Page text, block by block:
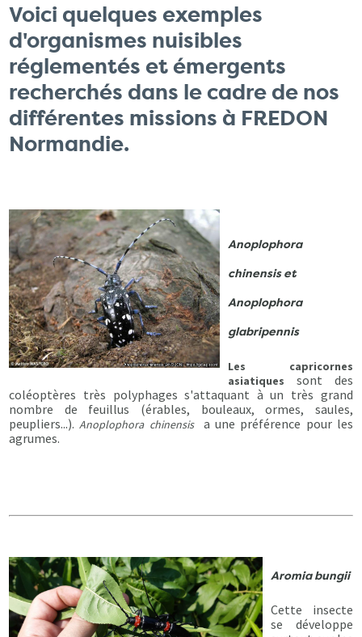
Voici quelques exemples
d'organismes nuisibles
réglementés et émergents
recherchés dans le cadre de nos
différentes missions à FREDON
Normandie.
Anoplophora
chinensis et
Anoplophora
glabripennis
Les capricornes
asiatiques
sont des
coléoptères très polyphages s'attaquant à un très grand
nombre de feuillus (érables, bouleaux, ormes, saules,
peupliers...).Anoplophora chinensisa une préférence pour les
agrumes.
Aromia bungii
Cette insecte
se développe